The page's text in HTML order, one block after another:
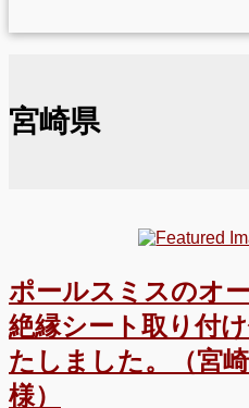
宮崎県
ポールスミスのオ
絶縁シート取り付
たしました。（宮
様）